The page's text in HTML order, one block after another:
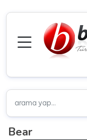
Bear